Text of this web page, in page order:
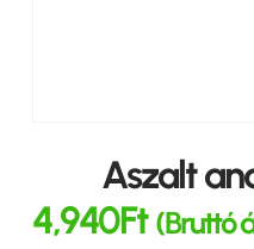
Aszalt
4,940Ft (Bruttó